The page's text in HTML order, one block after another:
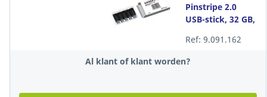
Pinstripe 2.0
USB-stick, 32 GB,
stuks
Ref: 9.091.162
Al klant of klant worden?